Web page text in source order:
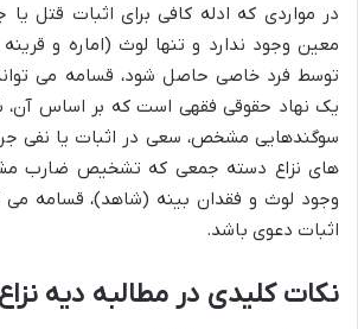
در مواردی که ادله کافی برای اثبات قتل
معین وجود ندارد و تنها لوث (اماره و
توسط فرد خاصی حاصل شود، قسامه می
یک نهاد حقوقی فقهی است که بر اساس آن،
سوگندهایی مشخص، سعی در اثبات یا نفی
های نزاع دسته جمعی که تشخیص ضارب
وجود لوث و فقدان بینه (شاهد)، قسامه می
اثبات دعوی باشد.
نکات کلیدی در مطالبه دیه